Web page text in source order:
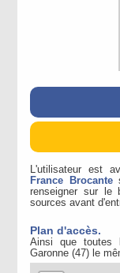
L'utilisateur est
France Brocante
renseigner sur le
sources avant
Plan d'accès.
Ainsi que toutes
Garonne (47) le